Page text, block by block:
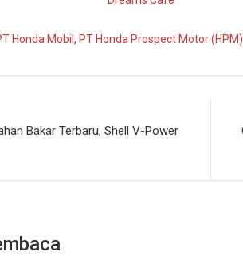
Honda Mobil , PT Honda Prospect Motor (HPM)
Bakar Terbaru, Shell V-Power